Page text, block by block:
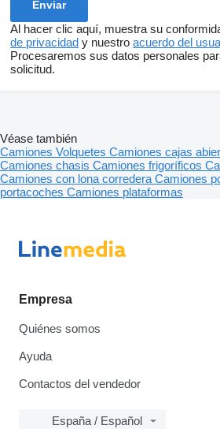
Al hacer clic aquí, muestra su
de privacidad y nuestro acuerdo del
Procesaremos sus datos personales
solicitud.
Véase también
Camiones Volquetes Camiones cajas
Camiones chasis Camiones frigoríficos
Camiones con lona corredera Camiones
portacoches Camiones plataformas
Empresa
Quiénes somos
Ayuda
Contactos del vendedor
España / Español